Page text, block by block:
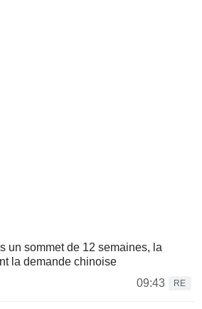
un sommet de 12 semaines, la
la demande chinoise
09:43
RE